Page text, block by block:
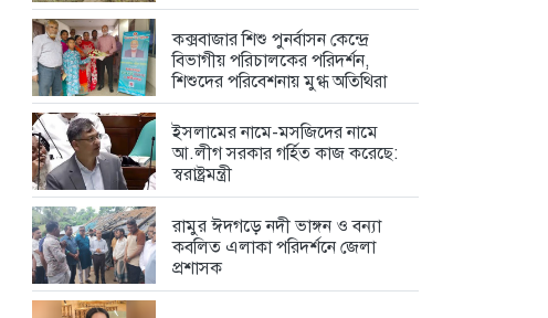
কক্সবাজার শিশু পুনর্বাসন কেন্দ্রে
বিভাগীয় পরিচালকের পরিদর্শন,
শিশুদের পরিবেশনায় মুগ্ধ অতিথিরা
ইসলামের নামে-মসজিদের নামে
আ.লীগ সরকার গর্হিত কাজ করেছে:
স্বরাষ্ট্রমন্ত্রী
রামুর ঈদগড়ে নদী ভাঙ্গন ও বন্যা
কবলিত এলাকা পরিদর্শনে জেলা
প্রশাসক